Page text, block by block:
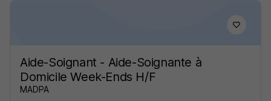
Aide-Soignant - Aide-Soignante à
Domicile Week-Ends H/F
MADPA